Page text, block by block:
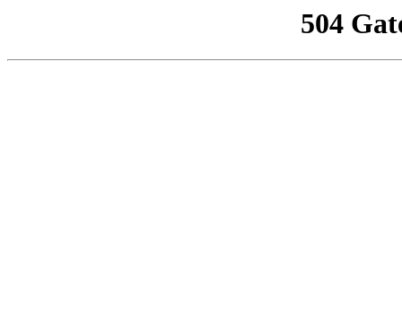
504